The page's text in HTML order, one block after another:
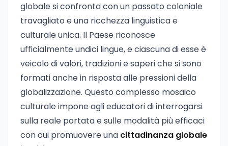
globale si confronta con un passato coloniale
travagliato e una ricchezza linguistica e
culturale unica. Il Paese riconosce
ufficialmente undici lingue, e ciascuna di esse è
veicolo di valori, tradizioni e saperi che si sono
formati anche in risposta alle pressioni della
globalizzazione. Questo complesso mosaico
culturale impone agli educatori di interrogarsi
sulla reale portata e sulle modalità più efficaci
con cui promuovere una cittadinanza globale